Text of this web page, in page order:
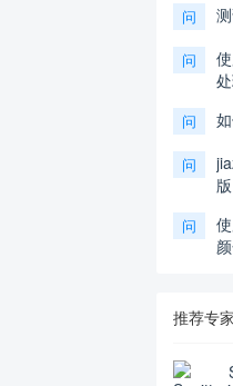
问
问
问
问
问
推荐专家